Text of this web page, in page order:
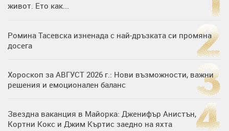
живот. Ето как...
Ромина Тасевска изненада с най-дръзката си промяна
досега
Хороскоп за АВГУСТ 2026 г.: Нови възможности, важни
решения и емоционален баланс
Звездна ваканция в Майорка: Дженифър Анистън,
Кортни Кокс и Джим Къртис заедно на яхта